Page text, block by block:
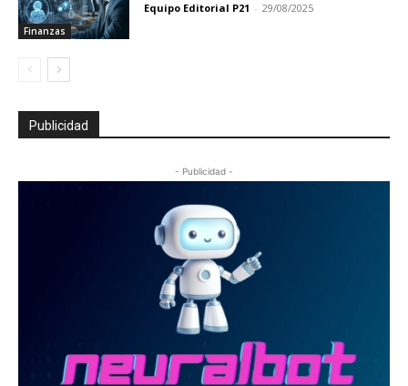
Finanzas
Equipo Editorial P21 - 29/08/2025
Publicidad
- Publicidad -